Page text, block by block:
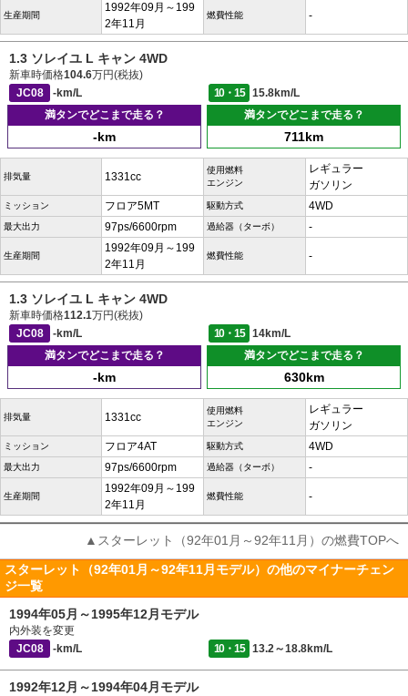
生産期間
1992年09月～199
2年11月
燃費性能 -
1.3 ソレイユ L キャン 4WD
新車時価格104.6万円(税抜)
JC08
-km/L 10・15
15.8km/L
満タンでどこまで走る？
-km
満タンでどこまで走る？
711km
排気量 1331cc
使用燃料
エンジン
レギュラー
ガソリン
ミッション フロア5MT 駆動方式 4WD
最大出力 97ps/6600rpm 過給器（ターボ） -
生産期間
1992年09月～199
2年11月
燃費性能 -
1.3 ソレイユ L キャン 4WD
新車時価格112.1万円(税抜)
JC08
-km/L 10・15
14km/L
満タンでどこまで走る？
-km
満タンでどこまで走る？
630km
排気量 1331cc
使用燃料
エンジン
レギュラー
ガソリン
ミッション フロア4AT 駆動方式 4WD
最大出力 97ps/6600rpm 過給器（ターボ） -
生産期間
1992年09月～199
2年11月
燃費性能 -
▲スターレット（92年01月～92年11月）の燃費TOPへ
スターレット（92年01月～92年11月モデル）の他のマイナーチェン
ジ一覧
1994年05月～1995年12月モデル
内外装を変更
JC08
-km/L 10・15 13.2～18.8km/L
1992年12月～1994年04月モデル